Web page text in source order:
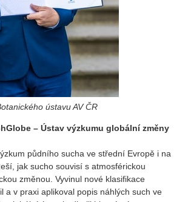
ústavu AV ČR
– Ústav výzkumu globální změny
půdního sucha ve střední Evropě i na
jak sucho souvisí s atmosférickou
změnou. Vyvinul nové klasifikace
a v praxi aplikoval popis náhlých such ve